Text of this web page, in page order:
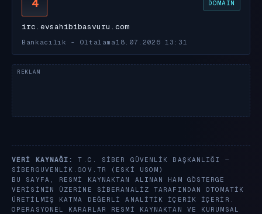
4 DOMAIN
irc.evsahibibasvuru.com
Bankacılık - Oltalama 18.07.2026 13:31
VERI KAYNAĞI:
T.C. SIBER GÜVENLIK BAŞKANLIĞI —
SIBERGUVENLIK.GOV.TR
(ESKI USOM)
BU SAYFA, RESMI KAYNAKTAN ALINAN HAM GÖSTERGE
VERISININ ÜZERINE SIBERANALIZ TARAFINDAN OTOMATIK
ÜRETILMIŞ KATMA DEĞERLI ANALITIK IÇERIK IÇERIR.
OPERASYONEL KARARLAR RESMI KAYNAKTAN VE KURUMSAL